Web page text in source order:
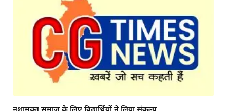
नशामुक्त समाज के लिए विद्यार्थियों ने लिया संकल्प